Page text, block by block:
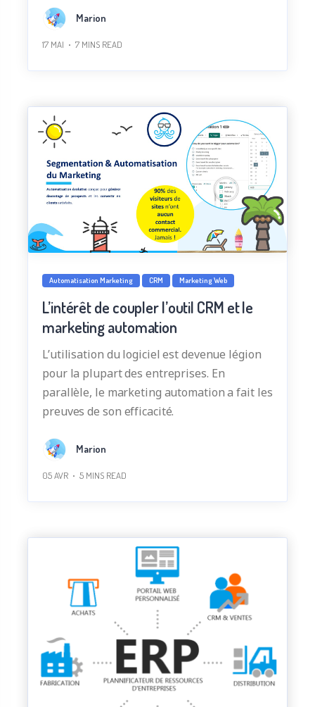
Marion
17 MAI 7 MINS READ
Automatisation Marketing CRM Marketing Web
L’intérêt de coupler l’outil CRM et le
marketing automation
L’utilisation du logiciel est devenue légion
pour la plupart des entreprises. En
parallèle, le marketing automation a fait les
preuves de son efficacité.
Marion
05 AVR 5 MINS READ